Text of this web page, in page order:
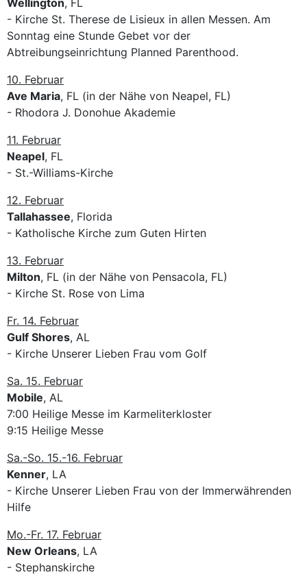
- Kirche St. Therese de Lisieux in allen Messen. Am
Sonntag eine Stunde Gebet vor der
Abtreibungseinrichtung Planned Parenthood.
10. Februar
Ave Maria, FL (in der Nähe von Neapel, FL)
- Rhodora J. Donohue Akademie
11. Februar
Neapel, FL
- St.-Williams-Kirche
12. Februar
Tallahassee, Florida
- Katholische Kirche zum Guten Hirten
13. Februar
Milton, FL (in der Nähe von Pensacola, FL)
- Kirche St. Rose von Lima
Fr. 14. Februar
Gulf Shores, AL
- Kirche Unserer Lieben Frau vom Golf
Sa. 15. Februar
Mobile, AL
7:00 Heilige Messe im Karmeliterkloster
9:15 Heilige Messe
Sa.-So. 15.-16. Februar
Kenner, LA
- Kirche Unserer Lieben Frau von der Immerwährenden
Hilfe
Mo.-Fr. 17. Februar
New Orleans, LA
- Stephanskirche